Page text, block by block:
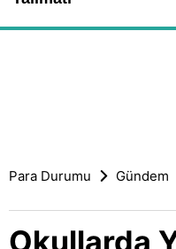
Para Durumu Gündem
Okullarda